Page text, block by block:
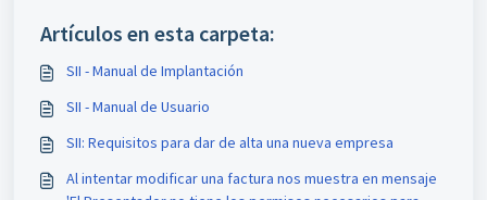
Artículos en esta carpeta:
SII - Manual de Implantación
SII - Manual de Usuario
SII: Requisitos para dar de alta una nueva empresa
Al intentar modificar una factura nos muestra en mensaje